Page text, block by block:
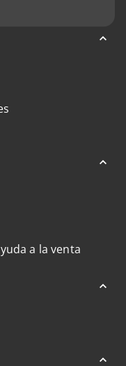
a la venta